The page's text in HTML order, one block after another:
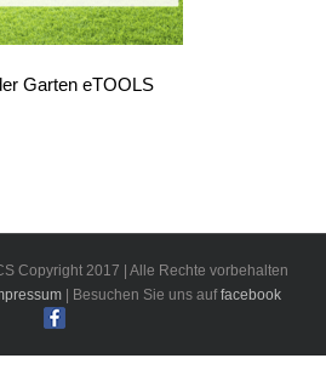
Garten eTOOLS
Copyright 2017 | Alle Rechte vorbehalten
| Besuchen Sie uns auffacebook